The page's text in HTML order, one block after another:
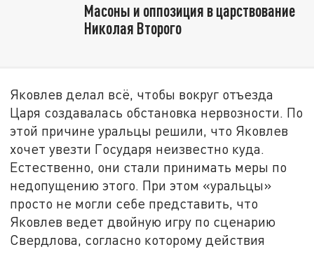
Масоны и оппозиция в царствование
Николая Второго
Яковлев делал всё, чтобы вокруг отъезда
Царя создавалась обстановка нервозности. По
этой причине уральцы решили, что Яковлев
хочет увезти Государя неизвестно куда.
Естественно, они стали принимать меры по
недопущению этого. При этом «уральцы»
просто не могли себе представить, что
Яковлев ведет двойную игру по сценарию
Свердлова, согласно которому действия